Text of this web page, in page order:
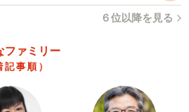
６位以降を見る
ファミリー
記事順）